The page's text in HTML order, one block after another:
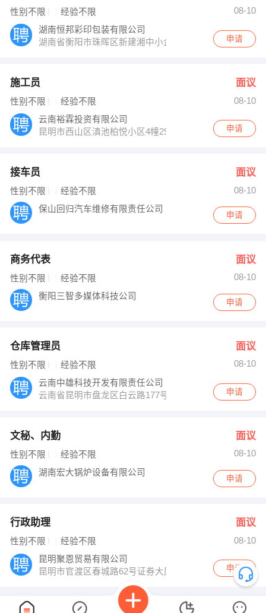
性别不限 经验不限
08-10
湖南恒邦彩印包装有限公司
湖南省衡阳市珠晖区新建湘中小企业创业基地
申请
施工员 面议
性别不限 经验不限
08-10
云南裕霖投资有限公司
昆明市西山区滇池柏悦小区4幢2905室
申请
接车员 面议
性别不限 经验不限
08-10
保山回归汽车维修有限责任公司
申请
商务代表 面议
性别不限 经验不限
08-10
衡阳三智多媒体科技公司
申请
仓库管理员 面议
性别不限 经验不限
08-10
云南中雄科技开发有限责任公司
云南省昆明市盘龙区白云路177号金尚壹号大厦28层
申请
文秘、内勤 面议
性别不限 经验不限
08-10
湖南宏大锅炉设备有限公司
申请
行政助理 面议
性别不限 经验不限
08-10
昆明聚恩贸易有限公司
昆明市官渡区春城路62号证券大厦2503室
申请